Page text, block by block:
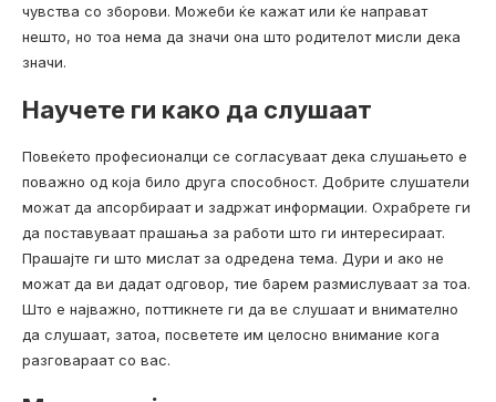
чувства со зборови. Можеби ќе кажат или ќе направат
нешто, но тоа нема да значи она што родителот мисли дека
значи.
Научете ги како да слушаат
Повеќето професионалци се согласуваат дека слушањето е
поважно од која било друга способност. Добрите слушатели
можат да апсорбираат и задржат информации. Охрабрете ги
да поставуваат прашања за работи што ги интересираат.
Прашајте ги што мислат за одредена тема. Дури и ако не
можат да ви дадат одговор, тие барем размислуваат за тоа.
Што е најважно, поттикнете ги да ве слушаат и внимателно
да слушаат, затоа, посветете им целосно внимание кога
разговараат со вас.